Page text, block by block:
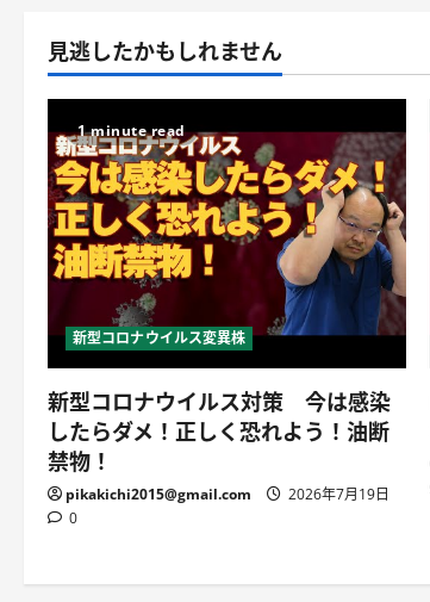
見逃したかもしれません
1 minute read
新型コロナウイルス変異株
新型コロナウイルス対策 今は感染
したらダメ！正しく恐れよう！油断
禁物！
pikakichi2015@gmail.com
2026年7月19日
0